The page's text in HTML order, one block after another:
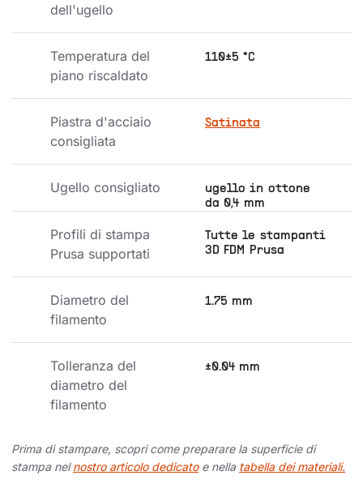
dell'ugello
Temperatura del
piano riscaldato
110±5 °C
Piastra d'acciaio
consigliata
Satinata
Ugello consigliato
ugello in ottone
da 0,4 mm
Profili di stampa
Prusa supportati
Tutte le stampanti
3D FDM Prusa
Diametro del
filamento
1.75 mm
Tolleranza del
diametro del
filamento
±0.04 mm
Prima di stampare, scopri come preparare la superficie di
stampa nelnostro articolo dedicatoe nella tabella dei materiali.